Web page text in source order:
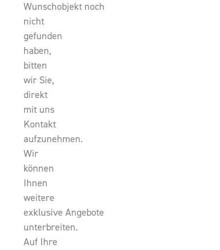
Wunschobjekt noch
nicht
gefunden
haben,
bitten
wir Sie,
direkt
mit uns
Kontakt
aufzunehmen.
Wir
können
Ihnen
weitere
exklusive Angebote
unterbreiten.
Auf Ihre